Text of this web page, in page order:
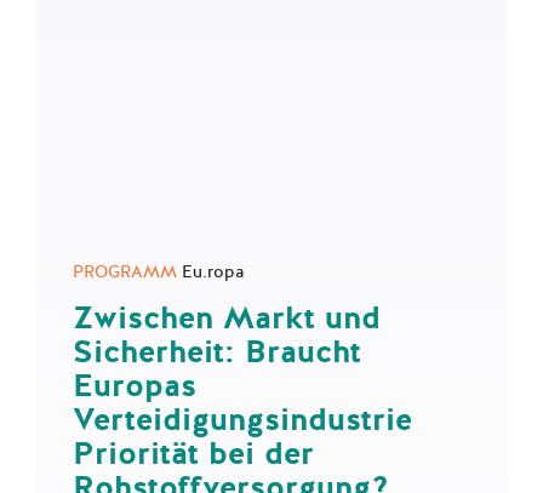
Zwischen Markt und
Sicherheit: Braucht
Europas
Verteidigungsindustrie
Priorität bei der
Rohstoffversorgung?